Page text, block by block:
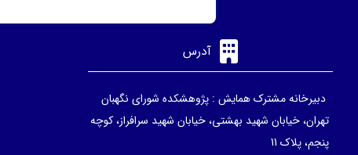
آدرس
دبیرخانه مشترک همایش : پژوهشکده شورای نگهبان
تهران، خیابان شهید بهشتی، خیابان شهید سرافراز، کوچه
پنجم، پلاک 11